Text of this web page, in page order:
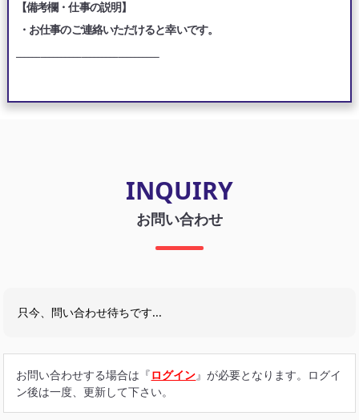
【備考欄・仕事の説明】
・お仕事のご連絡いただけると幸いです。
INQUIRY
お問い合わせ
只今、問い合わせ待ちです...
お問い合わせする場合は『ログイン』が必要となります。ログイ
ン後は一度、更新して下さい。